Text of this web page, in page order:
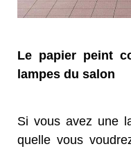
Le papier peint
lampes du salon
Si vous avez une
quelle vous